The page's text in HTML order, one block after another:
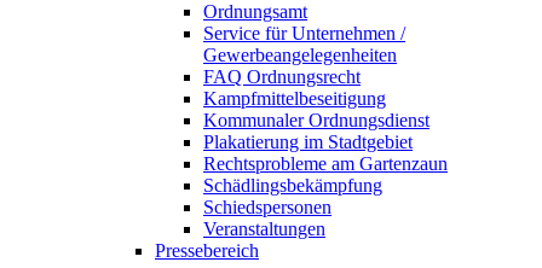
Ordnungsamt
Service für Unternehmen /
Gewerbeangelegenheiten
FAQ Ordnungsrecht
Kampfmittelbeseitigung
Kommunaler Ordnungsdienst
Plakatierung im Stadtgebiet
Rechtsprobleme am Gartenzaun
Schädlingsbekämpfung
Schiedspersonen
Veranstaltungen
Pressebereich